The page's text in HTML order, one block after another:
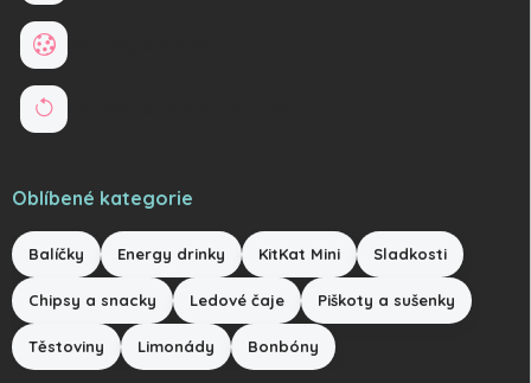
Oblíbené kategorie
Balíčky Energy drinky KitKat Mini Sladkosti
Chipsy a snacky Ledové čaje Piškoty a sušenky
Těstoviny Limonády Bonbóny